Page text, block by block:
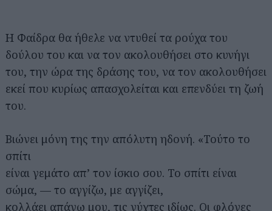
Η Φαίδρα θα ήθελε να ντυθεί τα ρούχα του
δούλου του και να τον ακολουθήσει στο κυνήγι
του, την ώρα της δράσης του, να τον ακολουθήσει
εκεί που κυρίως απασχολείται και επενδύει τη ζωή
του.
Βιώνει μόνη της την απόλυτη ηδονή. «Τούτο το
σπίτι
είναι γεμάτο απ’ τον ίσκιο σου. Το σπίτι είναι
σώμα, — το αγγίζω, με αγγίζει,
κολλάει απάνω μου, τις νύχτες ιδίως. Οι φλόγες